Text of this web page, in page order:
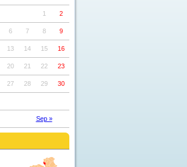
Sep »
1 2
6 7 8 9
13 14 15 16
20 21 22 23
27 28 29 30